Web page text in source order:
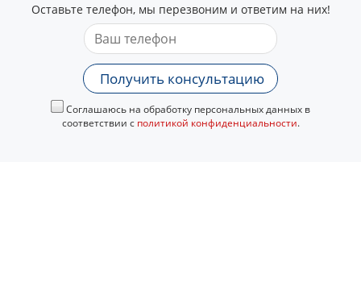
Оставьте телефон, мы перезвоним и ответим на них!
Получить консультацию
Соглашаюсь на обработку персональных данных в
соответствии с политикой конфиденциальности.